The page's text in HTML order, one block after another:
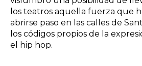
los teatros aquella fuerza que
abrirse paso en las calles de
los códigos propios de la
el hip hop.